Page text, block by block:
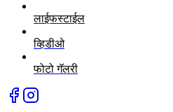
लाईफस्टाईल
व्हिडीओ
फोटो गॅलरी